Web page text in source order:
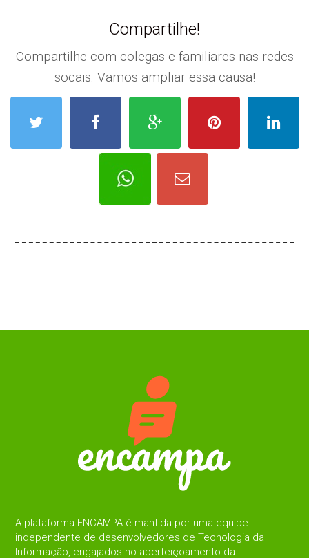
Compartilhe!
Compartilhe com colegas e familiares nas redes
socais. Vamos ampliar essa causa!
A plataforma ENCAMPA é mantida por uma equipe
independente de desenvolvedores de Tecnologia da
Informação, engajados no aperfeiçoamento da